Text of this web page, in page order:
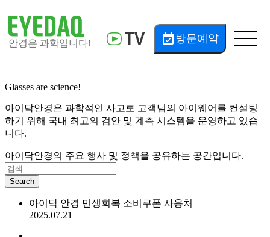
안경은 과학입니다! event_available 방문예약
로그인
회원가입
회사소개
아이웨어컨설팅
검안계측시스템
고객센터공지사항
공지사항
Glasses are science!
아이닥안경은 과학적인 사고로 고객님의 아이웨어를 컨설팅
하기 위해 국내 최고의 검안 및 계측 시스템을 운영하고 있습
니다.
아이닥안경의 주요 행사 및 정책을 공유하는 공간입니다.
Search
아이닥 안경 민생회복 소비쿠폰 사용처
2025.07.21